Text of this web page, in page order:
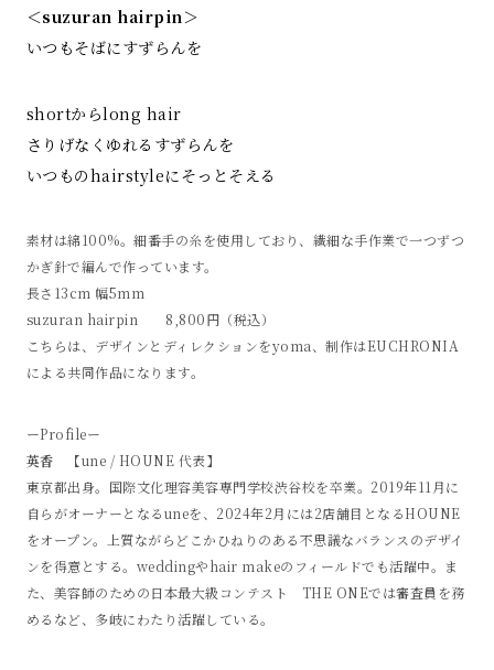
＜suzuran hairpin＞
いつもそばにすずらんを
shortからlong hair
さりげなくゆれるすずらんを
いつものhairstyleにそっとそえる
素材は綿100%。細番手の糸を使用しており、繊細な手作業で一つずつ
かぎ針で編んで作っています。
長さ13cm 幅5mm
suzuran hairpin 8,800円（税込）
こちらは、デザインとディレクションをyoma、制作はEUCHRONIA
による共同作品になります。
ーProfileー
英香 【une / HOUNE 代表】
東京都出身。国際文化理容美容専門学校渋谷校を卒業。2019年11月に
自らがオーナーとなるuneを、2024年2月には2店舗目となるHOUNE
をオープン。上質ながらどこかひねりのある不思議なバランスのデザイ
ンを得意とする。weddingやhair makeのフィールドでも活躍中。ま
た、美容師のための日本最大級コンテスト THE ONEでは審査員を務
めるなど、多岐にわたり活躍している。